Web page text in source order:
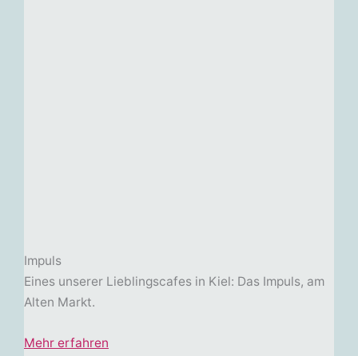
Impuls
Eines unserer Lieblingscafes in Kiel: Das Impuls, am
Alten Markt.
Mehr erfahren